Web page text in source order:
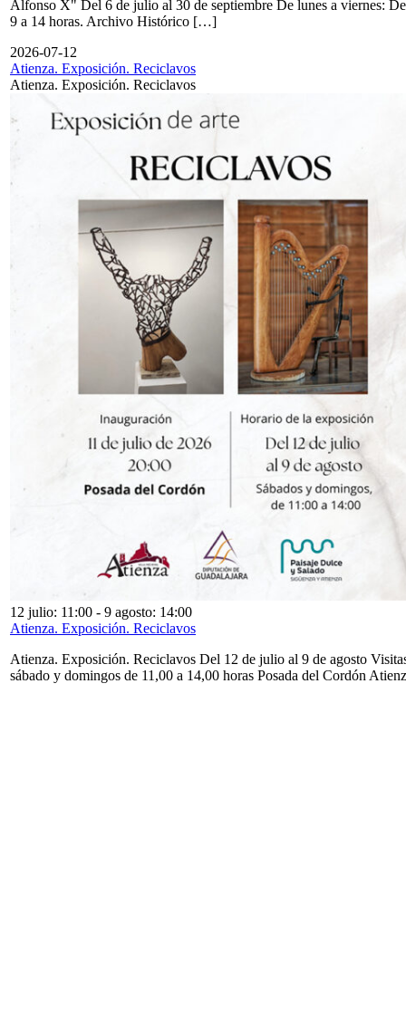
Alfonso X" Del 6 de julio al 30 de septiembre De lunes a viernes: De
9 a 14 horas. Archivo Histórico […]
2026-07-12
Atienza. Exposición. Reciclavos
Atienza. Exposición. Reciclavos
12 julio: 11:00 - 9 agosto: 14:00
Atienza. Exposición. Reciclavos
Atienza. Exposición. Reciclavos Del 12 de julio al 9 de agosto
sábado y domingos de 11,00 a 14,00 horas Posada del Cordón